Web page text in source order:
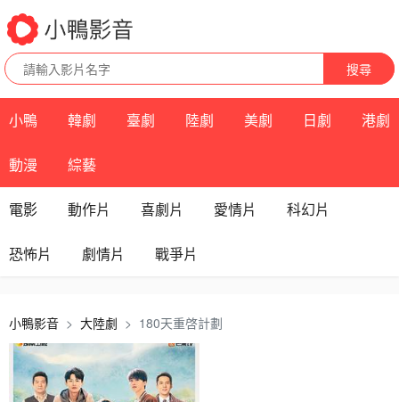
搜尋
小鴨 韓劇 臺劇 陸劇 美劇 日劇 港劇
動漫 綜藝
電影 動作片 喜劇片 愛情片 科幻片
恐怖片 劇情片 戰爭片
小鴨影音 大陸劇 180天重啓計劃